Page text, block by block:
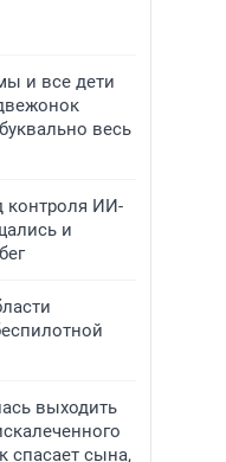
и все дети
весь
ИИ-
и
выходить
спасает сына,